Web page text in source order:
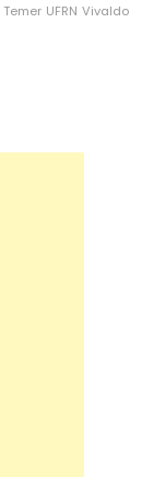
Temer UFRN Vivaldo